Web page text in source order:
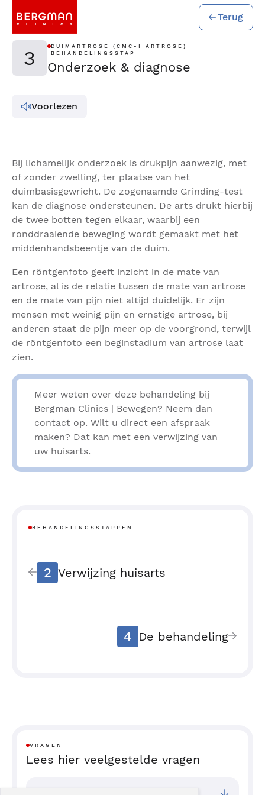
Terug
3
DUIMARTROSE (CMC-I ARTROSE)
BEHANDELINGSSTAP
Onderzoek & diagnose
Voorlezen
Bij lichamelijk onderzoek is drukpijn aanwezig, met
of zonder zwelling, ter plaatse van het
duimbasisgewricht. De zogenaamde Grinding-test
kan de diagnose ondersteunen. De arts drukt hierbij
de twee botten tegen elkaar, waarbij een
ronddraaiende beweging wordt gemaakt met het
middenhandsbeentje van de duim.
Een röntgenfoto geeft inzicht in de mate van
artrose, al is de relatie tussen de mate van artrose
en de mate van pijn niet altijd duidelijk. Er zijn
mensen met weinig pijn en ernstige artrose, bij
anderen staat de pijn meer op de voorgrond, terwijl
de röntgenfoto een beginstadium van artrose laat
zien.
Meer weten over deze behandeling bij
Bergman Clinics | Bewegen? Neem dan
contact op. Wilt u direct een afspraak
maken? Dat kan met een verwijzing van
uw huisarts.
BEHANDELINGSSTAPPEN
2 Verwijzing huisarts
4 De behandeling
VRAGEN
Lees hier veelgestelde vragen